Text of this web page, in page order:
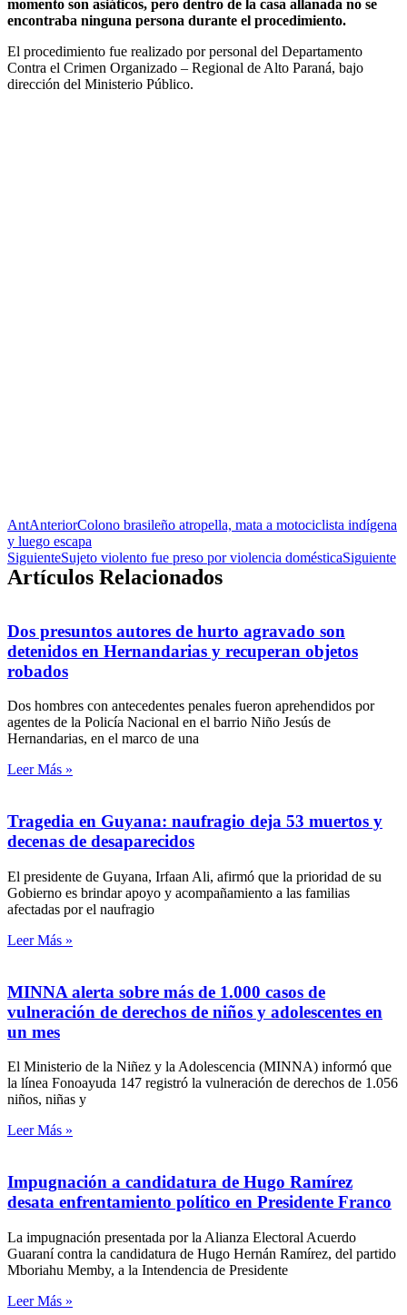
momento son asiáticos, pero dentro de la casa allanada no se
encontraba ninguna persona durante el procedimiento.
El procedimiento fue realizado por personal del Departamento
Contra el Crimen Organizado – Regional de Alto Paraná, bajo
dirección del Ministerio Público.
AntAnteriorColono brasileño atropella, mata a motociclista indígena
y luego escapa
SiguienteSujeto violento fue preso por violencia domésticaSiguiente
Artículos Relacionados
Dos presuntos autores de hurto agravado son
detenidos en Hernandarias y recuperan objetos
robados
Dos hombres con antecedentes penales fueron aprehendidos por
agentes de la Policía Nacional en el barrio Niño Jesús de
Hernandarias, en el marco de una
Leer Más »
Tragedia en Guyana: naufragio deja 53 muertos y
decenas de desaparecidos
El presidente de Guyana, Irfaan Ali, afirmó que la prioridad de su
Gobierno es brindar apoyo y acompañamiento a las familias
afectadas por el naufragio
Leer Más »
MINNA alerta sobre más de 1.000 casos de
vulneración de derechos de niños y adolescentes en
un mes
El Ministerio de la Niñez y la Adolescencia (MINNA) informó que
la línea Fonoayuda 147 registró la vulneración de derechos de 1.056
niños, niñas y
Leer Más »
Impugnación a candidatura de Hugo Ramírez
desata enfrentamiento político en Presidente Franco
La impugnación presentada por la Alianza Electoral Acuerdo
Guaraní contra la candidatura de Hugo Hernán Ramírez, del partido
Mboriahu Memby, a la Intendencia de Presidente
Leer Más »